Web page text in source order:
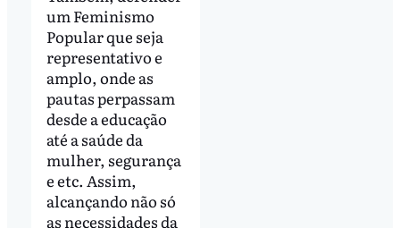
um Feminismo
Popular que seja
representativo e
amplo, onde as
pautas perpassam
desde a educação
até a saúde da
mulher, segurança
e etc. Assim,
alcançando não só
as necessidades da